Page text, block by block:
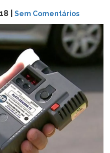
| Sem Comentários